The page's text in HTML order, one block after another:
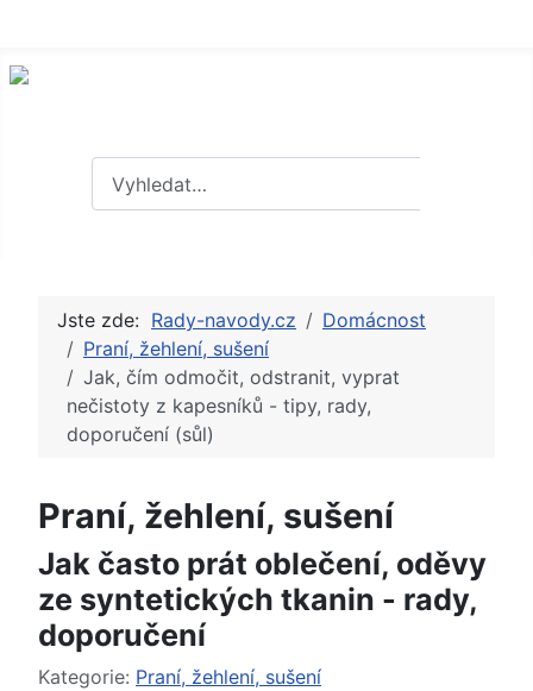
Jste zde: Rady-navody.cz
Domácnost
Praní, žehlení, sušení
Jak, čím odmočit, odstranit, vyprat
nečistoty z kapesníků - tipy, rady,
doporučení (sůl)
Praní, žehlení, sušení
Jak často prát oblečení, oděvy
ze syntetických tkanin - rady,
doporučení
Základní údaje
Kategorie: Praní, žehlení, sušení